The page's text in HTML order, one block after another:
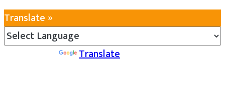
Translate »
Translate